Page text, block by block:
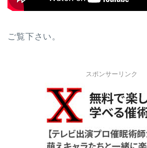
ご覧下さい。
スポンサーリンク